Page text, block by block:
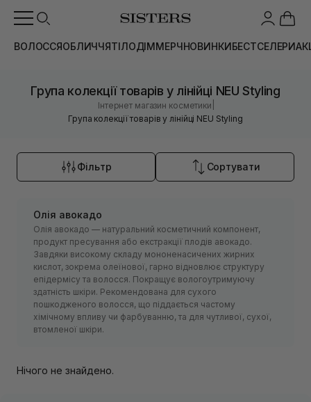
ВОЛОССЯОБЛИЧЧЯТІЛОДІММЕРЧНОВИНКИБЕСТСЕЛЕРИ
Група колекції товарів у лінійці NEU Styling
Інтернет магазин косметики
Група колекції товарів у лінійці NEU Styling
Фільтр Сортувати
Олія авокадо
Олія авокадо — натуральний косметичний компонент,
продукт пресування або екстракції плодів авокадо.
Завдяки високому складу мононенасичених жирних
кислот, зокрема олеїнової, гарно відновлює структуру
епідермісу та волосся. Покращує вологоутримуючу
здатність шкіри. Рекомендована для сухого
пошкодженого волосся, що піддається частому
хімічному впливу чи фарбуванню, та для чутливої, сухої,
втомленої шкіри.
Нічого не знайдено.